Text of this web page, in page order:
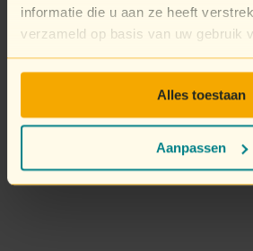
informatie die u aan ze heeft
verzameld op basis van uw gebruik
Alles toestaan
Aanpassen